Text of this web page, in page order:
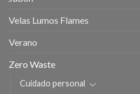
Velas Lumos Flames
Verano
Zero Waste
Cuidado personal